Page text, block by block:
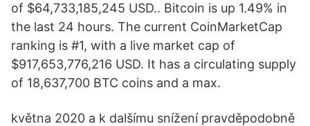
of $64,733,185,245 USD.. Bitcoin is up 1.49% in
the last 24 hours. The current CoinMarketCap
ranking is #1, with a live market cap of
$917,653,776,216 USD. It has a circulating supply
of 18,637,700 BTC coins and a max.
května 2020 a k dalšímu snížení pravděpodobně